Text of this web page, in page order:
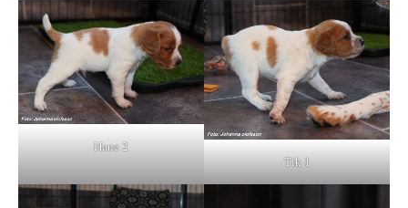
Hane 2
Tik 1